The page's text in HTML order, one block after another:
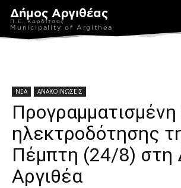
Δήμος Αργιθέας
Π.Ε. Καρδίτσας
Municipality of Argithea
ΝΕΑ ΑΝΑΚΟΙΝΩΣΕΙΣ
Προγραμματισμένη
ηλεκτροδότησης
Πέμπτη (24/8) στη
Αργιθέα